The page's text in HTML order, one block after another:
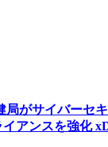
局がサイバーセ
アンスを強化